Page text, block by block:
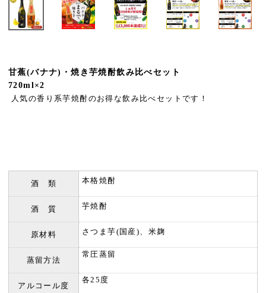
甘蕉(バナナ)・焼き芋焼酎飲み比べセット
720ml×2
人気の香り系芋焼酎のお得な飲み比べセットです！
酒 類 本格焼酎
酒 質 芋焼酎
原材料 さつま芋(国産)、米麹
蒸留方法
常圧蒸留
アルコール度
各25度